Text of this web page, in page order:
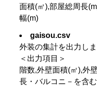
面積(㎡),部屋総周長
幅(m)
gaisou.csv
外装の集計を出力しま
＜出力項目＞
階数,外壁面積(㎡),外
長・バルコニ－を含